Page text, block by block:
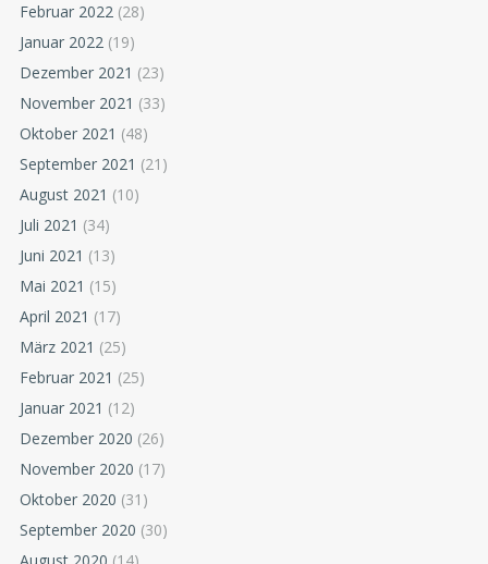
Februar 2022 (28)
Januar 2022 (19)
Dezember 2021 (23)
November 2021 (33)
Oktober 2021 (48)
September 2021 (21)
August 2021 (10)
Juli 2021 (34)
Juni 2021 (13)
Mai 2021 (15)
April 2021 (17)
März 2021 (25)
Februar 2021 (25)
Januar 2021 (12)
Dezember 2020 (26)
November 2020 (17)
Oktober 2020 (31)
September 2020 (30)